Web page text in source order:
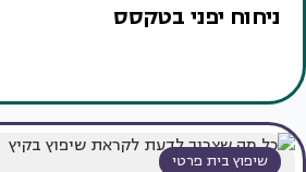
ניחוח יפני בטקסס ‏
שיפוץ בית פרטי